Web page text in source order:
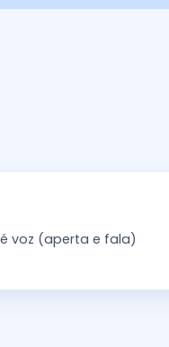
voz (aperta e fala)